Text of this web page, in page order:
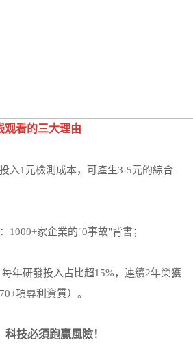
观看的三大理由
入1元檢測成本，可產生3-5元的綜合
：1000+家企業的"0事故"背書；
每年研發投入占比超15%，連續2年榮獲
項專利資質）。
技必須跑贏風險！